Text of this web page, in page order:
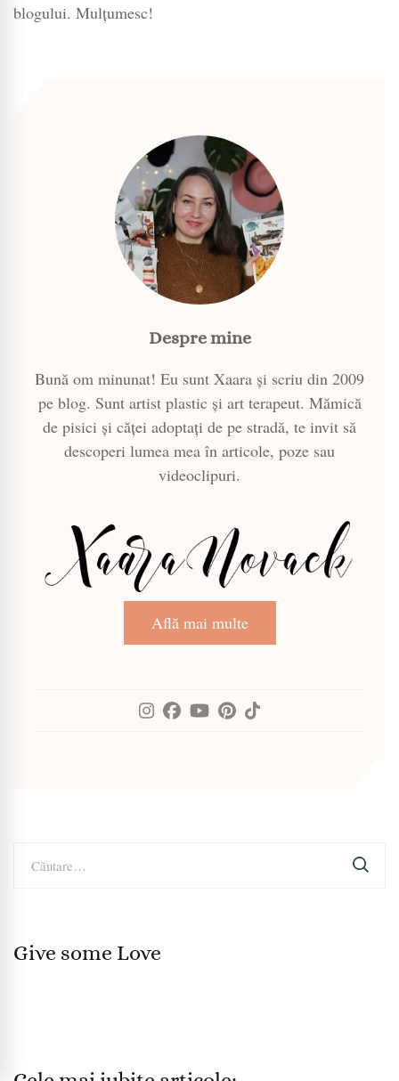
blogului. Mulțumesc!
Despre mine
Bună om minunat! Eu sunt Xaara și scriu din 2009
pe blog. Sunt artist plastic și art terapeut. Mămică
de pisici și căței adoptați de pe stradă, te invit să
descoperi lumea mea în articole, poze sau
videoclipuri.
Află mai multe
după:
Give some Love